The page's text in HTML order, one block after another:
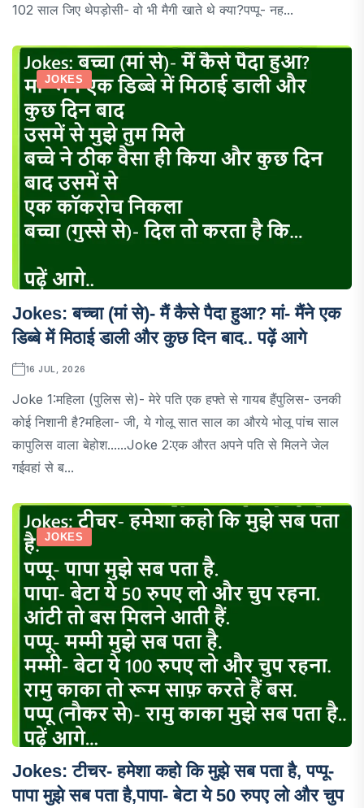
102 साल जिए थेपड़ोसी- वो भी मैगी खाते थे क्या?पप्पू- नह...
JOKES
Jokes: बच्चा (मां से)- मैं कैसे पैदा हुआ? मां- मैंने एक
डिब्बे में मिठाई डाली और कुछ दिन बाद.. पढ़ें आगे
16 JUL, 2026
Joke 1:महिला (पुलिस से)- मेरे पति एक हफ्ते से गायब हैंपुलिस- उनकी
कोई निशानी है?महिला- जी, ये गोलू सात साल का औरये भोलू पांच साल
कापुलिस वाला बेहोश......Joke 2:एक औरत अपने पति से मिलने जेल
गईवहां से ब...
JOKES
Jokes: टीचर- हमेशा कहो कि मुझे सब पता है, पप्पू-
पापा मुझे सब पता है,पापा- बेटा ये 50 रुपए लो और चुप